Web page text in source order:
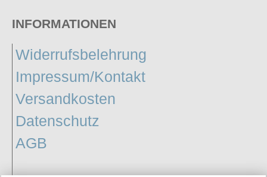
INFORMATIONEN
Widerrufsbelehrung
Impressum/Kontakt
Versandkosten
Datenschutz
AGB